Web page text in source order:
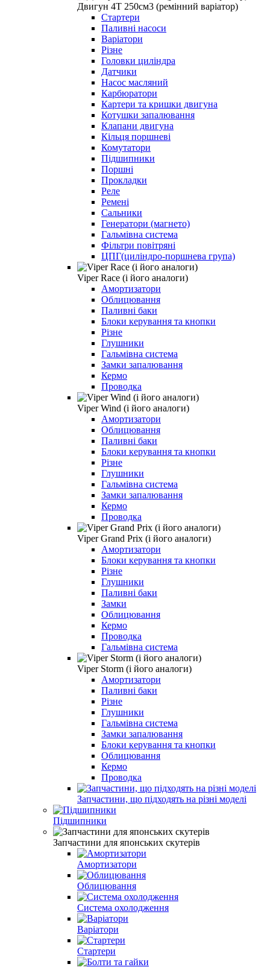
Двигун 4Т 250см3 (ремінний варіатор)
Стартери
Паливні насоси
Варіатори
Різне
Головки циліндра
Датчики
Насос масляний
Карбюратори
Картери та кришки двигуна
Котушки запалювання
Клапани двигуна
Кільця поршневі
Комутатори
Підшипники
Поршні
Прокладки
Реле
Ремені
Сальники
Генератори (магнето)
Гальмівна система
Фільтри повітряні
ЦПГ(циліндро-поршнева група)
Viper Race (і його аналоги)
Амортизатори
Облицювання
Паливні баки
Блоки керування та кнопки
Різне
Глушники
Гальмівна система
Замки запалювання
Кермо
Проводка
Viper Wind (і його аналоги)
Амортизатори
Облицювання
Паливні баки
Блоки керування та кнопки
Різне
Глушники
Гальмівна система
Замки запалювання
Кермо
Проводка
Viper Grand Prix (і його аналоги)
Амортизатори
Блоки керування та кнопки
Різне
Глушники
Паливні баки
Замки
Облицювання
Кермо
Проводка
Гальмівна система
Viper Storm (і його аналоги)
Амортизатори
Паливні баки
Різне
Глушники
Гальмівна система
Замки запалювання
Блоки керування та кнопки
Облицювання
Кермо
Проводка
Запчастини, що підходять на різні моделі
Підшипники
Запчастини для японських скутерів
Амортизатори
Облицювання
Система охолодження
Варіатори
Стартери